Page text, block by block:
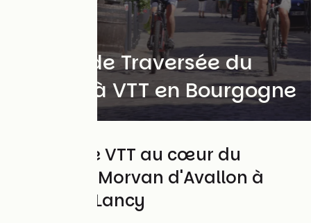
La Grande Traversée du
Morvan à VTT en Bourgogne
344 km de VTT au cœur du
Massif du Morvan d'Avallon à
Bourbon-Lancy